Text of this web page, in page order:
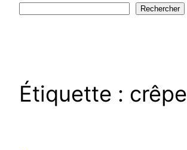
Rechercher
Étiquette : crêpe